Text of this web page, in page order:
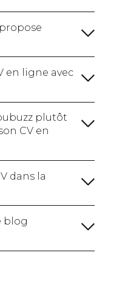
!
et vos
:
skills / soft skills /
également vos
d'intérêt :
:
avec un site
CV !
:
:
en ligne
en ligne avec
plutôt
CV en
dans la
blog